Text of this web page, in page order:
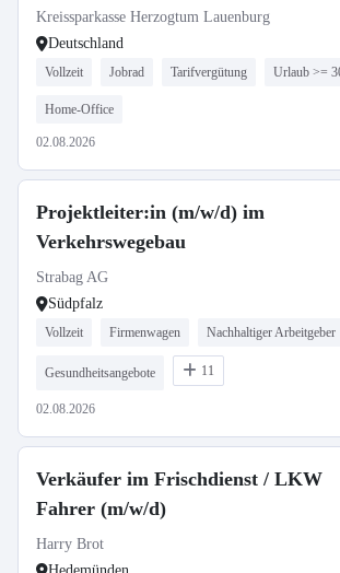
Kreissparkasse Herzogtum Lauenburg
Deutschland
Vollzeit Jobrad Tarifvergütung Urlaub >=
Home-Office
02.08.2026
Projektleiter:in (m/w/d) im
Verkehrswegebau
Strabag AG
Südpfalz
Vollzeit Firmenwagen Nachhaltiger Arbeitgeber
Gesundheitsangebote 11
02.08.2026
Verkäufer im Frischdienst / LKW
Fahrer (m/w/d)
Harry Brot